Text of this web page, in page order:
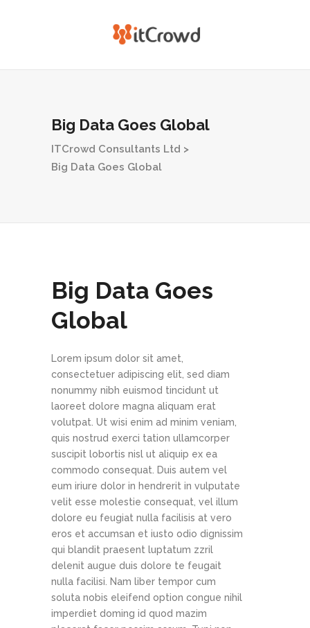
Big Data Goes Global
ITCrowd Consultants Ltd >
Big Data Goes Global
Big Data Goes
Global
Lorem ipsum dolor sit amet,
consectetuer adipiscing elit, sed diam
nonummy nibh euismod tincidunt ut
laoreet dolore magna aliquam erat
volutpat. Ut wisi enim ad minim veniam,
quis nostrud exerci tation ullamcorper
suscipit lobortis nisl ut aliquip ex ea
commodo consequat. Duis autem vel
eum iriure dolor in hendrerit in vulputate
velit esse molestie consequat, vel illum
dolore eu feugiat nulla facilisis at vero
eros et accumsan et iusto odio dignissim
qui blandit praesent luptatum zzril
delenit augue duis dolore te feugait
nulla facilisi. Nam liber tempor cum
soluta nobis eleifend option congue nihil
imperdiet doming id quod mazim